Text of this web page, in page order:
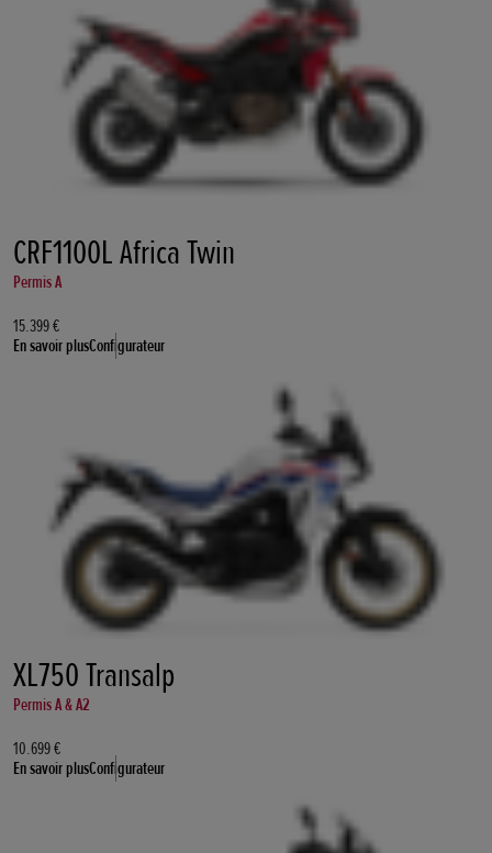
CRF1100L Africa Twin
Permis A
15.399 €
En savoir plusConfigurateur
XL750 Transalp
Permis A & A2
10.699 €
En savoir plusConfigurateur